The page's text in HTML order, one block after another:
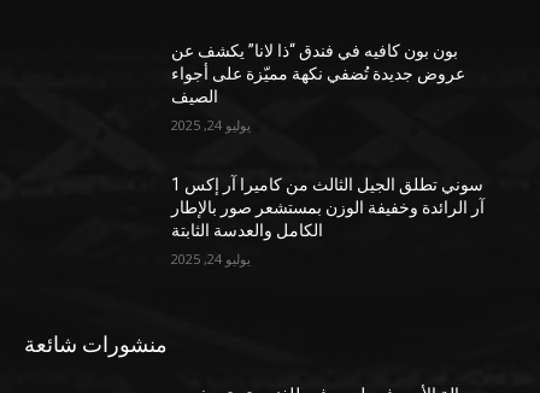
بون بون كافيه في فندق “ذا لانا” يكشف عن
عروض جديدة تُضفي نكهة مميّزة على أجواء
الصيف
يوليو 24, 2025
سوني تطلق الجيل الثالث من كاميرا آر إكس 1
آر الرائدة وخفيفة الوزن بمستشعر صور بالإطار
الكامل والعدسة الثابتة
يوليو 24, 2025
منشورات شائعة